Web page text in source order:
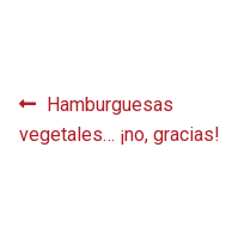
de
Anterior:
Hamburguesas
vegetales… ¡no, gracias!